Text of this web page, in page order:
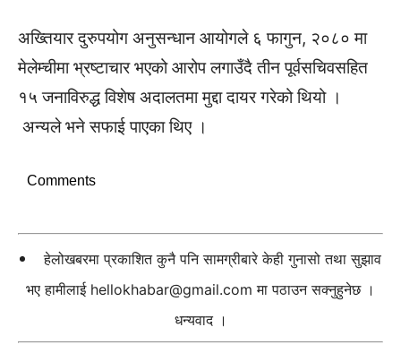
अख्तियार दुरुपयोग अनुसन्धान आयोगले ६ फागुन, २०८० मा
मेलेम्चीमा भ्रष्टाचार भएको आरोप लगाउँदै तीन पूर्वसचिवसहित
१५ जनाविरुद्ध विशेष अदालतमा मुद्दा दायर गरेको थियो ।
अन्यले भने सफाई पाएका थिए ।
Comments
हेलोखबरमा प्रकाशित कुनै पनि सामग्रीबारे केही गुनासो तथा सुझाव
भए हामीलाई hellokhabar@gmail.com मा पठाउन सक्नुहुनेछ ।
धन्यवाद ।